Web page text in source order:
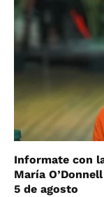
Informate con
María
5 de agosto